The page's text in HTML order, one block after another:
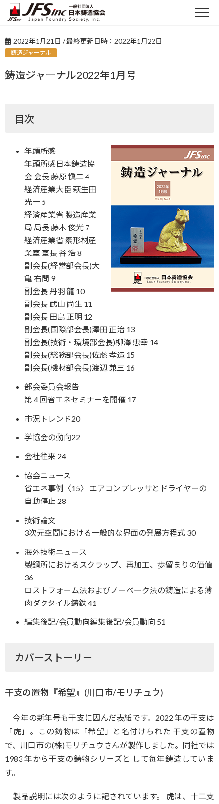
2022年1月21日 / 最終更新日時： 2022年1月22日
鋳造ジャーナル
鋳造ジャーナル2022年1月号
目次
年頭所感
年頭所感日本鋳造協
会 会長 藤原 愼二 4
経済産業大臣 萩生田
光一 5
経済産業省 製造産業
局 局長 藤木 俊光 7
経済産業省 素形材産
業室 室長 谷 浩 8
副会長(経営部会長)大
亀 右問 9
副会長 丹羽 龍 10
副会長 武山 尚生 11
副会長 田島 正明 12
副会長(国際部会長)澤田 正治 13
副会長(技術・環境部会長)柳澤 忠幸 14
副会長(総務部会長)佐藤 孝造 15
副会長(機材部会長)渡辺 兼三 16
部会委員会報告
第 4 回省エネセミナーを開催 17
市況トレンド20
学協会の動向22
会社往来 24
協会ニュース
省エネ事例〈15〉 エアコンプレッサとドライヤーの
自動停止 28
技術論文
3次元空間における一般的な界面の発展方程式 30
海外技術ニュース
製鋼所におけるスクラップ、再加工、歩留まりの価値
36
ロストフォーム法およびノーベーク法の鋳造による薄
肉ダクタイル鋳鉄 41
編集後記/会員動向編集後記/会員動向 51
カバーストーリー
干支の置物『希望』(川口市/モリチュウ)
今年の新年号も干支に因んだ表紙です。2022 年の干支は
「虎」。この鋳物は「希望」と名付けられた 干支の置物
で、川口市の(株)モリチュウさんが製作しました。同社では
1983 年から干支の鋳物シリーズと して毎年鋳造していま
す。
製品説明には次のように記されています。 虎は、十二支